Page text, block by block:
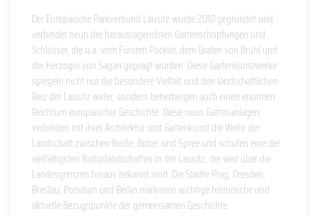
Der Europäische Parkverbund Lausitz wurde 2010 gegründet und
verbindet neun der herausragendsten Gartenschöpfungen und
Schlösser, die u.a. vom Fürsten Pückler, dem Grafen von Brühl und
der Herzogin von Sagan geprägt wurden. Diese Gartenkunstwerke
spiegeln nicht nur die besondere Vielfalt und den landschaftlichen
Reiz der Lausitz wider, sondern beherbergen auch einen enormen
Reichtum europäischer Geschichte. Diese neun Gartenanlagen
verbinden mit ihrer Architektur und Gartenkunst die Weite der
Landschaft zwischen Neiße, Bober und Spree und schufen eine der
vielfältigsten Kulturlandschaften in der Lausitz, die weit über die
Landesgrenzen hinaus bekannt sind. Die Städte Prag, Dresden,
Breslau, Potsdam und Berlin markieren wichtige historische und
aktuelle Bezugspunkte der gemeinsamen Geschichte.